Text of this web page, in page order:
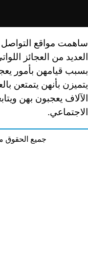
ساهمت مواقع
العديد من العجائز
بسبب قيامهن بأمور
يتميزن بأنهن يتمتعن
الآلاف يعجبون بهن
الاجتماعي.
جميع الحقوق محفوظة ©